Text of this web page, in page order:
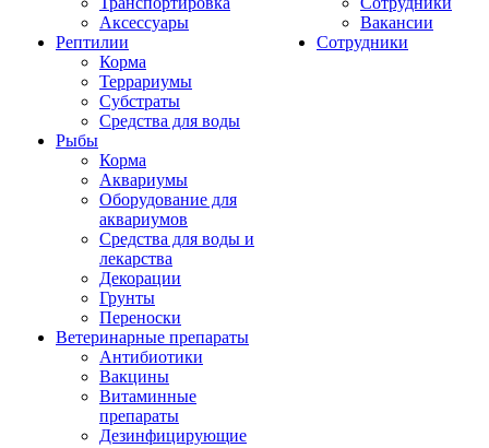
Аксессуары
Рептилии
Корма
Террариумы
Субстраты
Средства для воды
Рыбы
Корма
Аквариумы
Оборудование для
аквариумов
Средства для воды и
лекарства
Декорации
Грунты
Переноски
Ветеринарные препараты
Антибиотики
Вакцины
Витаминные
препараты
Дезинфицирующие
Вакансии
Сотрудники